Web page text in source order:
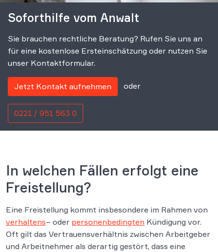
Soforthilfe vom Anwalt
Sie brauchen rechtliche Beratung? Rufen Sie uns an
für eine kostenlose Ersteinschätzung oder nutzen Sie
unser Kontaktformular.
Jetzt Kontakt aufnehmen oder
0221 / 951 563 0
In welchen Fällen erfolgt eine
Freistellung?
Eine Freistellung kommt insbesondere im Rahmen von
verhaltens– oder personenbedingten Kündigung vor.
Oft gilt das Vertrauensverhältnis zwischen Arbeitgeber
und Arbeitnehmer als derartig gestört, dass eine